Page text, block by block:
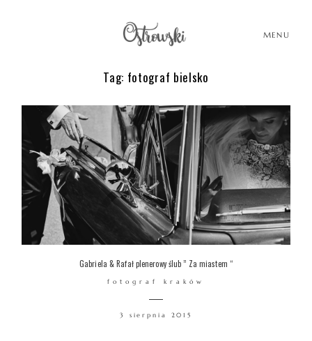
MENU
Tag: fotograf bielsko
Gabriela & Rafał plenerowy ślub ” Za miastem “
fotograf kraków
3 sierpnia 2015
HISTORIE
PORTFOLIO
O MNIE